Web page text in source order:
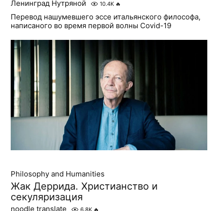
Ленинград Нутряной 10.4K 🔥
Перевод нашумевшего эссе итальянского философа,
написаного во время первой волны Covid-19
Philosophy and Humanities
Жак Деррида. Христианство и
секуляризация
noodle translate 6.8K 🔥